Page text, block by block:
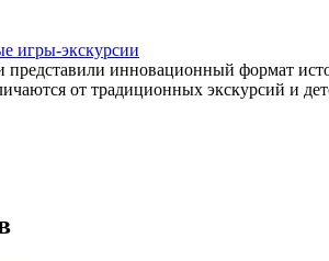
игры-экскурсии
инновационный формат
от традиционных экскурсий и